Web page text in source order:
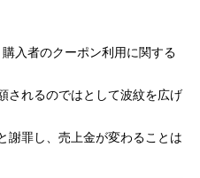
入者のクーポン利用に関する
されるのではとして波紋を広げ
謝罪し、売上金が変わることは